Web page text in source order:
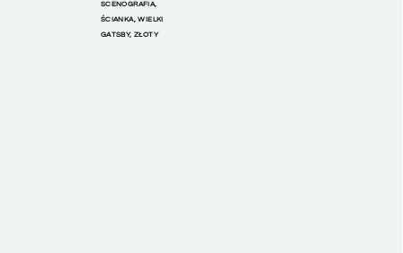
SCENOGRAFIA,
ŚCIANKA,WIELKI
GATSBY, ZŁOTY